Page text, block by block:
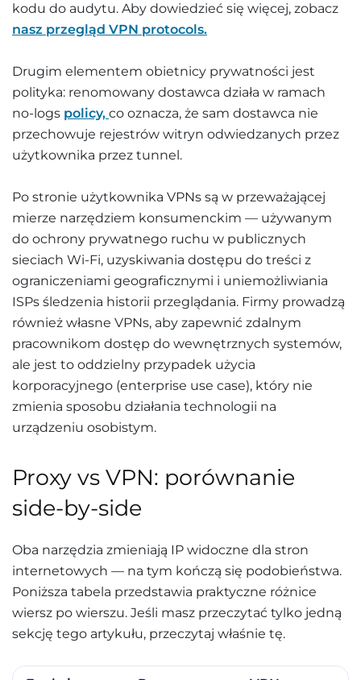
kodu do audytu. Aby dowiedzieć się więcej, zobacz
nasz przegląd VPN protocols.
Drugim elementem obietnicy prywatności jest
polityka: renomowany dostawca działa w ramach
no-logs policy, co oznacza, że sam dostawca nie
przechowuje rejestrów witryn odwiedzanych przez
użytkownika przez tunnel.
Po stronie użytkownika VPNs są w przeważającej
mierze narzędziem konsumenckim — używanym
do ochrony prywatnego ruchu w publicznych
sieciach Wi-Fi, uzyskiwania dostępu do treści z
ograniczeniami geograficznymi i uniemożliwiania
ISPs śledzenia historii przeglądania. Firmy prowadzą
również własne VPNs, aby zapewnić zdalnym
pracownikom dostęp do wewnętrznych systemów,
ale jest to oddzielny przypadek użycia
korporacyjnego (enterprise use case), który nie
zmienia sposobu działania technologii na
urządzeniu osobistym.
Proxy vs VPN: porównanie
side-by-side
Oba narzędzia zmieniają IP widoczne dla stron
internetowych — na tym kończą się podobieństwa.
Poniższa tabela przedstawia praktyczne różnice
wiersz po wierszu. Jeśli masz przeczytać tylko jedną
sekcję tego artykułu, przeczytaj właśnie tę.